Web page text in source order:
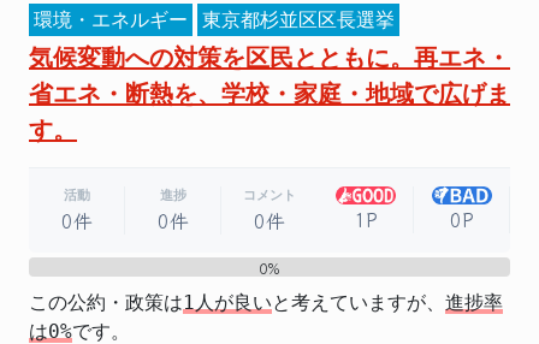
環境・エネルギー 東京都杉並区区長選挙
気候変動への対策を区民とともに。再エネ・
省エネ・断熱を、学校・家庭・地域で広げま
す。
活動
0件
進捗
0件
コメント
0件 1P 0P
0%
この公約・政策は1人が良いと考えていますが、 進捗率
は0%です。